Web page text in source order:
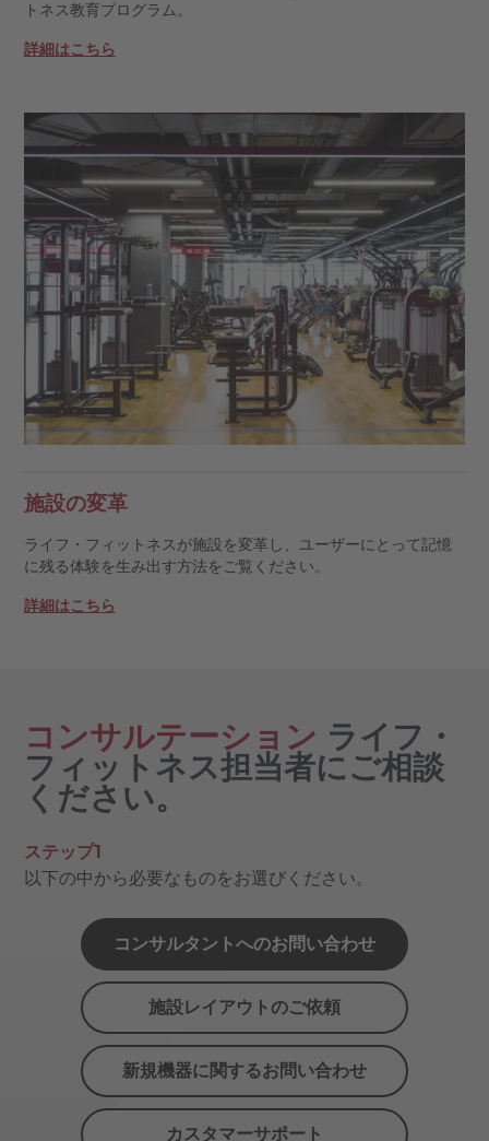
トネス教育プログラム。
詳細はこちら
施設の変革
ライフ・フィットネスが施設を変革し、ユーザーにとって記憶
に残る体験を生み出す方法をご覧ください。
詳細はこちら
コンサルテーション ライフ・
フィットネス担当者にご相談
ください。
ステップ1
以下の中から必要なものをお選びください。
コンサルタントへのお問い合わせ
施設レイアウトのご依頼
新規機器に関するお問い合わせ
カスタマーサポート